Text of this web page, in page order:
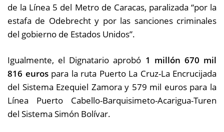
de la Línea 5 del Metro de Caracas, paralizada “por la
estafa de Odebrecht y por las sanciones criminales
del gobierno de Estados Unidos”.
Igualmente, el Dignatario aprobó 1 millón 670 mil
816 eurospara la ruta Puerto La Cruz-La Encrucijada
del Sistema Ezequiel Zamora y 579 mil euros para la
Línea Puerto Cabello-Barquisimeto-Acarigua-Turen
del Sistema Simón Bolívar.